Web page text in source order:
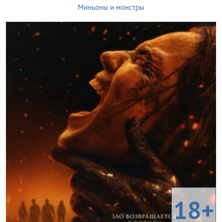
Миньоны и монстры
18+